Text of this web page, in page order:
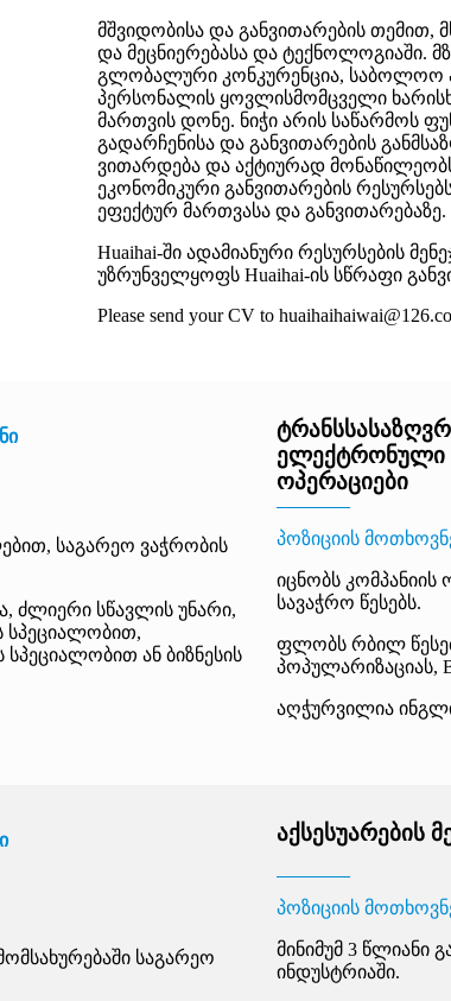
მშვიდობისა და განვითარების
და მეცნიერებასა და ტექნოლოგიაში.
გლობალური კონკურენცია, საბოლოო
პერსონალის ყოვლისმომცველი
მართვის დონე. ნიჭი არის საწარმოს
გადარჩენისა და განვითარების
ვითარდება და აქტიურად
ეკონომიკური განვითარების
ეფექტურ მართვასა და განვითარებაზე.
Huaihai-ში ადამიანური რესურსების
უზრუნველყოფს Huaihai-ის სწრაფი
Please send your CV to
საგარეო ვაჭრობის
ძლიერი სწავლის უნარი,
სპეციალობით,
ან ბიზნესის
ელექტრონული
ოპერაციები
პოზიციის
იცნობს
სავაჭრო წესებს.
ფლობს რბილ
პოპულარიზაციას,
აღჭურვილია
საგარეო
აქსესუარების
პოზიციის
მინიმუმ 3 წლიანი
ინდუსტრიაში.